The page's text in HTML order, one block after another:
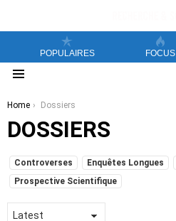
POPULAIRES FOCUS
You are here:
Home Dossiers
DOSSIERS
SUBTERMS
Controverses Enquêtes Longues
Prospective Scientifique